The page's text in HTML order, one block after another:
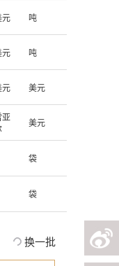
元 吨
元 吨
元 美元
亚
美元
袋
袋
换一批